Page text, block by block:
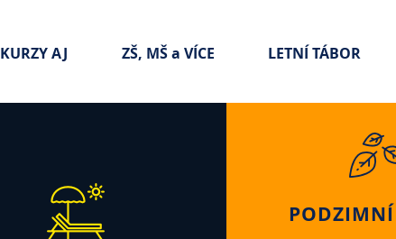
KURZY AJ ZŠ, MŠ a VÍCE LETNÍ TÁBOR